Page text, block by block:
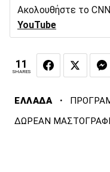
Ακολουθήστε το
YouTube
11
SHARES
ΕΛΛΑΔΑ ·
ΔΩΡΕΑΝ